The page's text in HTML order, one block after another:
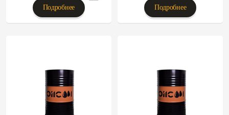
Подробнее Подробнее